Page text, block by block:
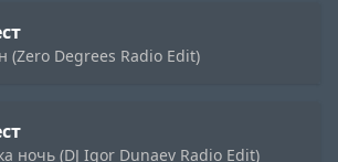
(Zero Degrees Radio Edit)
ночь (DJ Igor Dunaev Radio Edit)